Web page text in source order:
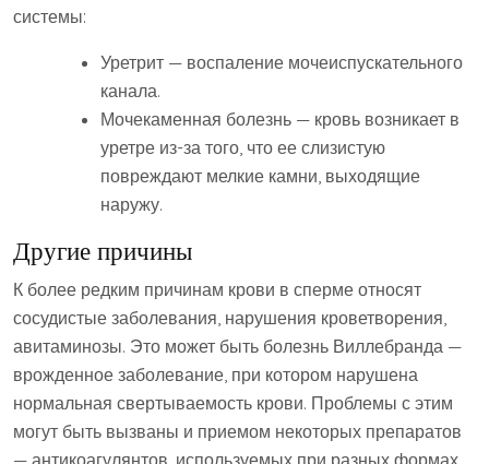
системы:
Уретрит — воспаление мочеиспускательного
канала.
Мочекаменная болезнь — кровь возникает в
уретре из-за того, что ее слизистую
повреждают мелкие камни, выходящие
наружу.
Другие причины
К более редким причинам крови в сперме относят
сосудистые заболевания, нарушения кроветворения,
авитаминозы. Это может быть болезнь Виллебранда —
врожденное заболевание, при котором нарушена
нормальная свертываемость крови. Проблемы с этим
могут быть вызваны и приемом некоторых препаратов
— антикоагулянтов, используемых при разных формах